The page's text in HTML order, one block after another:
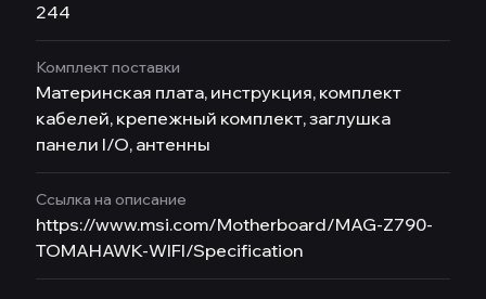
244
Комплект поставки
Материнская плата, инструкция, комплект
кабелей, крепежный комплект, заглушка
панели I/O, антенны
Ссылка на описание
https://www.msi.com/Motherboard/MAG-Z790-
TOMAHAWK-WIFI/Specification